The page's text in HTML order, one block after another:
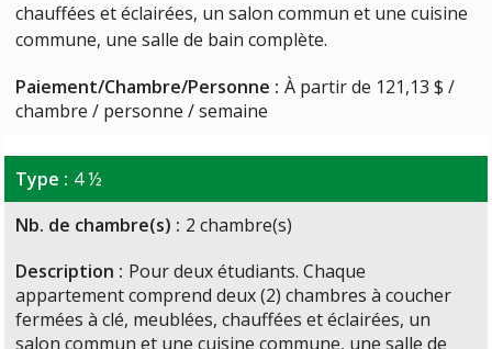
chauffées et éclairées, un salon commun et une cuisine
commune, une salle de bain complète.
Paiement/Chambre/Personne : À partir de 121,13 $ /
chambre / personne / semaine
Type : 4 ½
Nb. de chambre(s) : 2 chambre(s)
Description : Pour deux étudiants. Chaque
appartement comprend deux (2) chambres à coucher
fermées à clé, meublées, chauffées et éclairées, un
salon commun et une cuisine commune, une salle de